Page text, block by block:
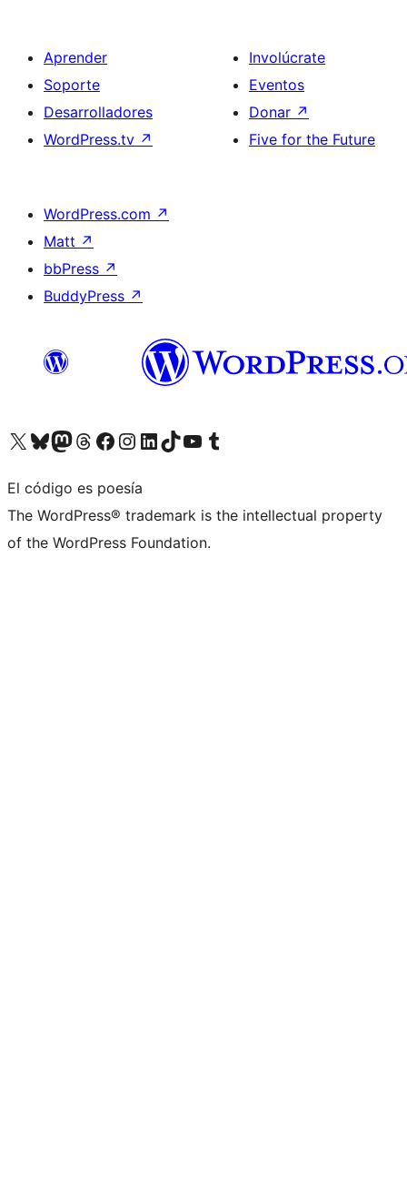
Aprender
Soporte
Desarrolladores
WordPress.tv ↗
Involúcrate
Eventos
Donar ↗
Five for the Future
WordPress.com ↗
Matt ↗
bbPress ↗
BuddyPress ↗
Visita nuestra cuenta de X (anteriormente Twitter)
Visita nuestra cuenta de Bluesky
Visita nuestra cuenta de Mastodon
Visita nuestra cuenta de Threads
Visita nuestra página de Facebook
Visita nuestra cuenta de Instagram
Visita nuestra cuenta de LinkedIn
Visita nuestra cuenta de TikTok
Visita nuestro canal de YouTube
Visita nuestra cuenta de Tumblr
El código es poesía
The WordPress® trademark is the intellectual property
of the WordPress Foundation.